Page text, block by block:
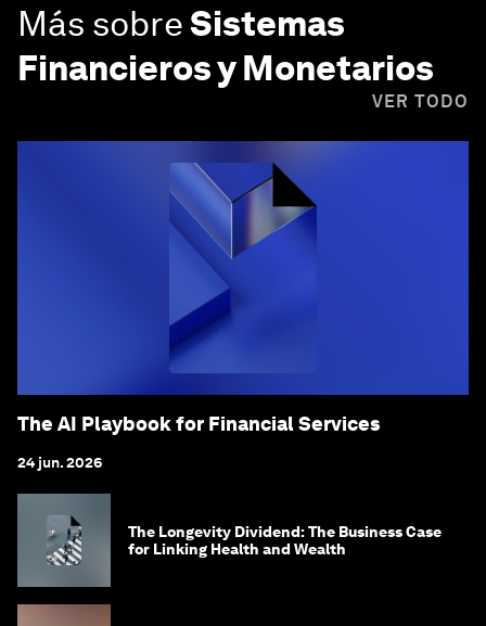
Más sobreSistemas
Financieros y Monetarios
VER TODO
The AI Playbook for Financial Services
24 jun. 2026
The Longevity Dividend: The Business Case
for Linking Health and Wealth